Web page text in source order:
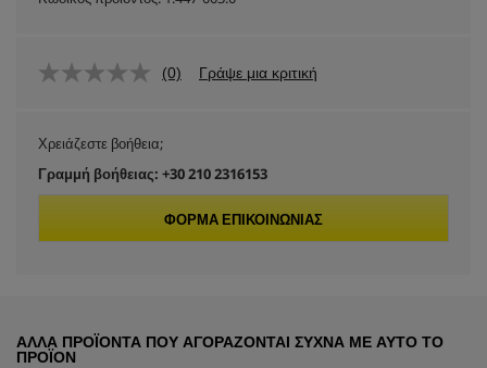
(0) Γράψε μια κριτική
Χρειάζεστε βοήθεια;
Γραμμή βοήθειας: +30 210 2316153
ΦΌΡΜΑ ΕΠΙΚΟΙΝΩΝΊΑΣ
ΆΛΛΑ ΠΡΟΪΌΝΤΑ ΠΟΥ ΑΓΟΡΆΖΟΝΤΑΙ ΣΥΧΝΆ ΜΕ ΑΥΤΌ ΤΟ
ΠΡΟΪΌΝ